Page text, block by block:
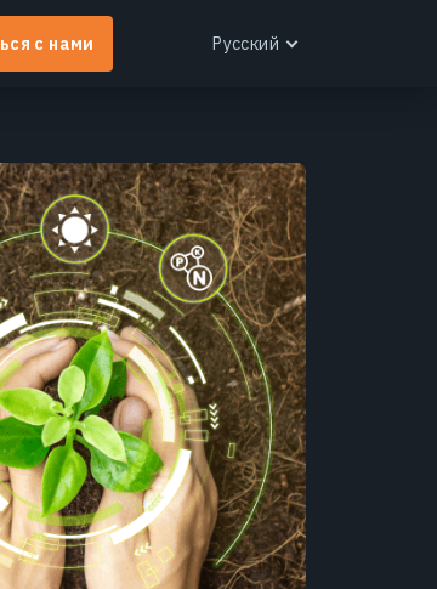
аналитические отчеты с
для любой отрасли.
с нами Русский
Português
Français
Українська
Русский